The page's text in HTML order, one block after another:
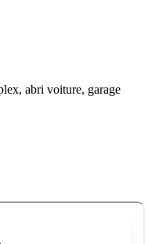
abri voiture, garage